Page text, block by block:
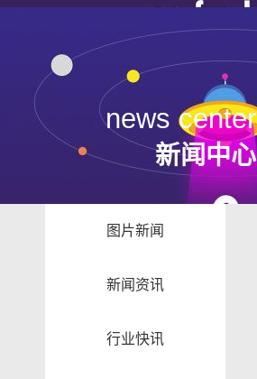
news center
新闻中心
图片新闻
新闻资讯
行业快讯